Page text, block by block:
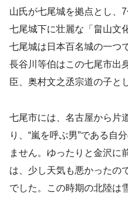
山氏が七尾城を拠点とし、
七尾城下に壮麗な「畠山文
七尾城は日本百名城の一つ
長谷川等伯はこの七尾市出
臣、奥村文之丞宗道の子と
七尾市には、名古屋から片
り、“嵐を呼ぶ男”である自
ません。ゆったりと金沢に
は、少し天気も悪かったの
でした。この時期の北陸は